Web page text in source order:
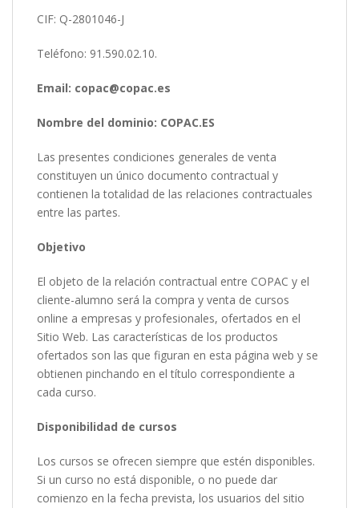
CIF: Q-2801046-J
Teléfono: 91.590.02.10.
Email: copac@copac.es
Nombre del dominio: COPAC.ES
Las presentes condiciones generales de venta
constituyen un único documento contractual y
contienen la totalidad de las relaciones contractuales
entre las partes.
Objetivo
El objeto de la relación contractual entre COPAC y el
cliente-alumno será la compra y venta de cursos
online a empresas y profesionales, ofertados en el
Sitio Web. Las características de los productos
ofertados son las que figuran en esta página web y se
obtienen pinchando en el título correspondiente a
cada curso.
Disponibilidad de cursos
Los cursos se ofrecen siempre que estén disponibles.
Si un curso no está disponible, o no puede dar
comienzo en la fecha prevista, los usuarios del sitio